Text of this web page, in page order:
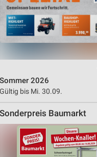
Sommer 2026
Gültig bis Mi. 30.09.
Sonderpreis Baumarkt